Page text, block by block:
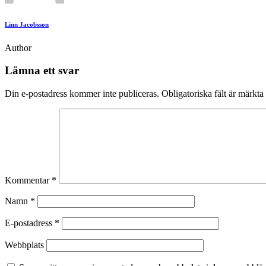
Linn Jacobsson
Author
Lämna ett svar
Din e-postadress kommer inte publiceras. Obligatoriska fält är märkta
Kommentar *
Namn *
E-postadress *
Webbplats